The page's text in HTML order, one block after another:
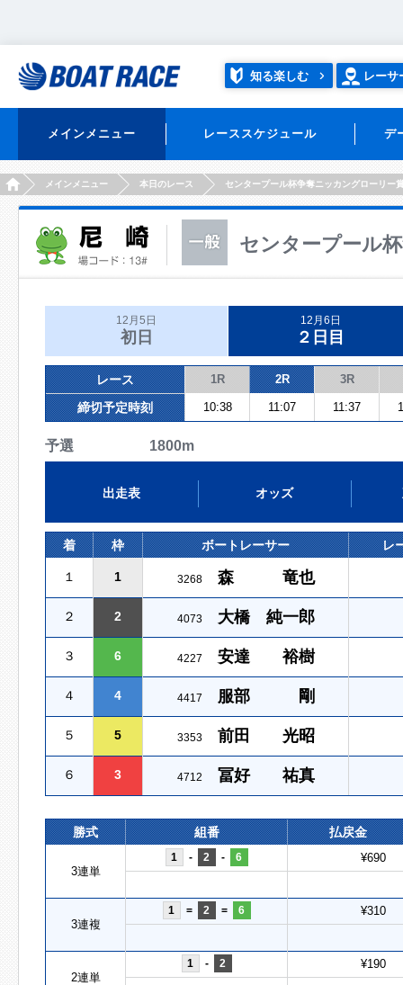
知る楽しむ レーサ
メインメニュー レーススケジュール デ
HOMEメインメニュー 本日のレース センタープール杯争奪ニッカングローリー
センタープール
12月5日
初日
12月6日
２日目
レース 1R 2R 3R
締切予定時刻 10:38 11:07 11:37
予選 1800m
出走表 オッズ
着 枠 ボートレーサー レ
１ 1 3268 森 竜也
２ 2 4073 大橋 純一郎
３ 6 4227 安達 裕樹
４ 4 4417 服部 剛
５ 5 3353 前田 光昭
６ 3 4712 冨好 祐真
勝式 組番 払戻金
3連単
1 - 2 - 6 ¥690
3連複
1 = 2 = 6 ¥310
2連単
1 - 2 ¥190